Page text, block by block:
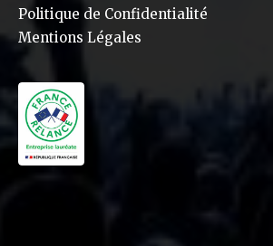
Politique de Confidentialité
Mentions Légales